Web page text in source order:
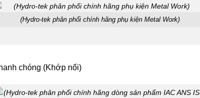
(Hydro-tek phân phối chính hãng phụ kiện Metal Work)
chóng (Khớp nối)